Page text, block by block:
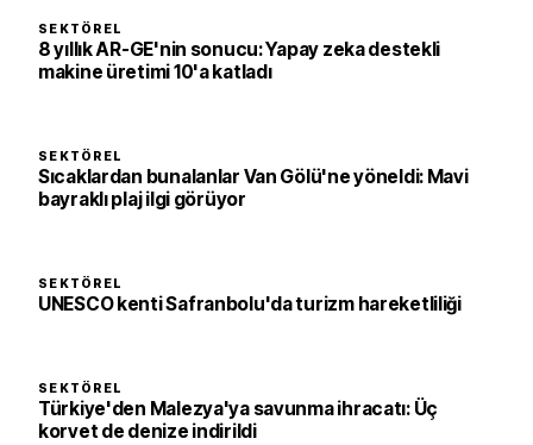
SEKTÖREL
8 yıllık AR-GE'nin sonucu: Yapay zeka destekli
makine üretimi 10'a katladı
SEKTÖREL
Sıcaklardan bunalanlar Van Gölü'ne yöneldi: Mavi
bayraklı plaj ilgi görüyor
SEKTÖREL
UNESCO kenti Safranbolu'da turizm hareketliliği
SEKTÖREL
Türkiye'den Malezya'ya savunma ihracatı: Üç
korvet de denize indirildi